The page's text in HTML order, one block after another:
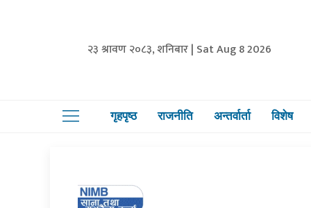
२३ श्रावण २०८३, शनिबार | Sat Aug 8 2026
गृहपृष्ठ राजनीति अन्तर्वार्ता विशेष